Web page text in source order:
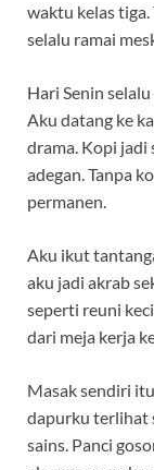
waktu kelas
selalu ramai
Hari Senin
Aku datang ke
drama. Kopi jadi
adegan. Tanpa
permanen.
Aku ikut
aku jadi akrab
seperti reuni
dari meja kerja
Masak sendiri
dapurku terlihat
sains. Panci